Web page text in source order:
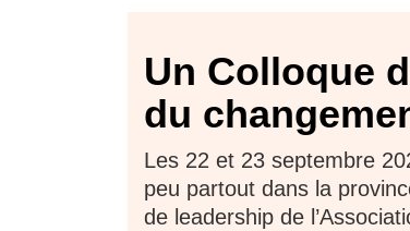
Un Colloque
du
Les 22 et 23 septembre
peu partout dans la
de leadership de